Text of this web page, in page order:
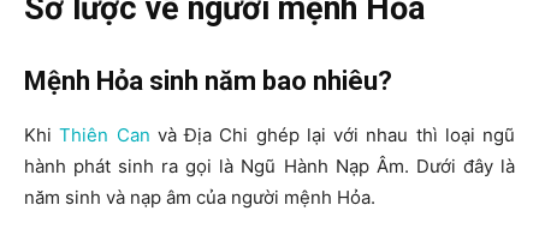
Sơ lược về người mệnh Hỏa
Mệnh Hỏa sinh năm bao nhiêu?
KhiThiên Can và Địa Chi ghép lại với nhau thì loại ngũ
hành phát sinh ra gọi là Ngũ Hành Nạp Âm. Dưới đây là
năm sinh và nạp âm của người mệnh Hỏa.